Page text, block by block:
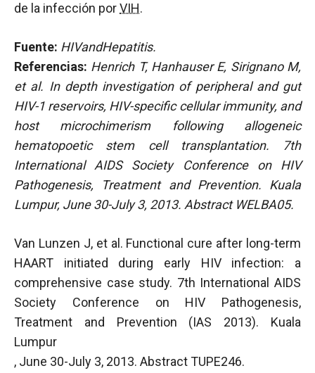
de la infección porVIH.
Fuente: HIVandHepatitis.
Referencias: Henrich T, Hanhauser E, Sirignano M,
et al. In depth investigation of peripheral and gut
HIV-1 reservoirs, HIV-specific cellular immunity, and
host microchimerism following allogeneic
hematopoetic stem cell transplantation. 7th
International AIDS Society Conference on HIV
Pathogenesis, Treatment and Prevention. Kuala
Lumpur, June 30-July 3, 2013. Abstract WELBA05.
Van Lunzen J, et al. Functional cure after long-term
HAART initiated during early HIV infection: a
comprehensive case study. 7th International AIDS
Society Conference on HIV Pathogenesis,
Treatment and Prevention (IAS 2013). Kuala
Lumpur
, June 30-July 3, 2013. Abstract TUPE246.